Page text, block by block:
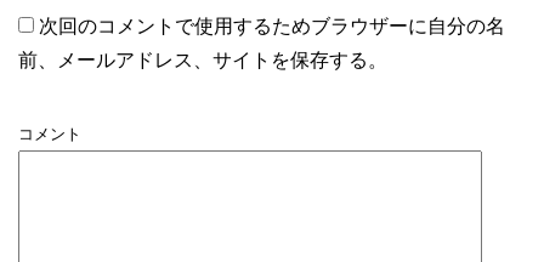
次回のコメントで使用するためブラウザーに自分の名
前、メールアドレス、サイトを保存する。
コメント